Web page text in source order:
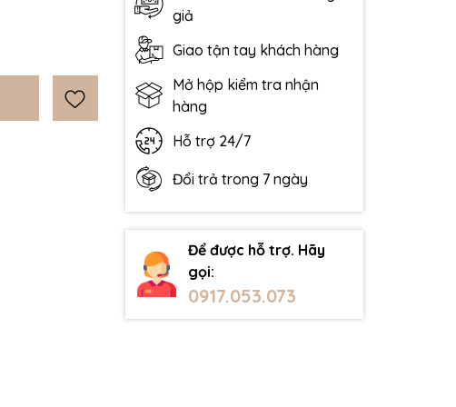
giả
Giao tận tay khách hàng
Mở hộp kiểm tra nhận
hàng
Hỗ trợ 24/7
Đổi trả trong 7 ngày
Để được hỗ trợ. Hãy
gọi:
0917.053.073